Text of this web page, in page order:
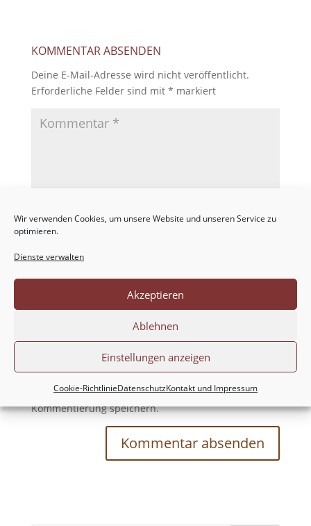
Wir verwenden Cookies, um unsere Website und unseren Service zu
optimieren.
Dienste verwalten
Akzeptieren
Ablehnen
Einstellungen anzeigen
Cookie-RichtlinieDatenschutzKontakt und Impressum
KOMMENTAR ABSENDEN
Deine E-Mail-Adresse wird nicht veröffentlicht.
Erforderliche Felder sind mit * markiert
Meinen Namen, meine E-Mail-Adresse und
meine Website in diesem Browser für die nächste
Kommentierung speichern.